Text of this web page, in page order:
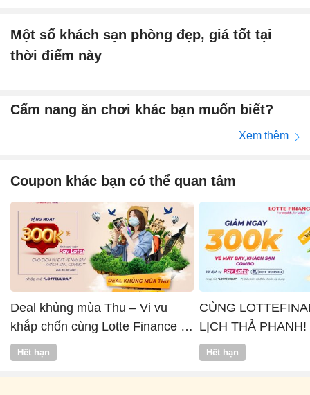
Một số khách sạn phòng đẹp, giá tốt tại
thời điểm này
Cẩm nang ăn chơi khác bạn muốn biết?
Xem thêm
Coupon khác bạn có thể quan tâm
Deal khủng mùa Thu – Vi vu
khắp chốn cùng Lotte Finance x
Vntrip
Hết hạn
CÙNG
LỊCH THẢ PHANH!
Hết hạn